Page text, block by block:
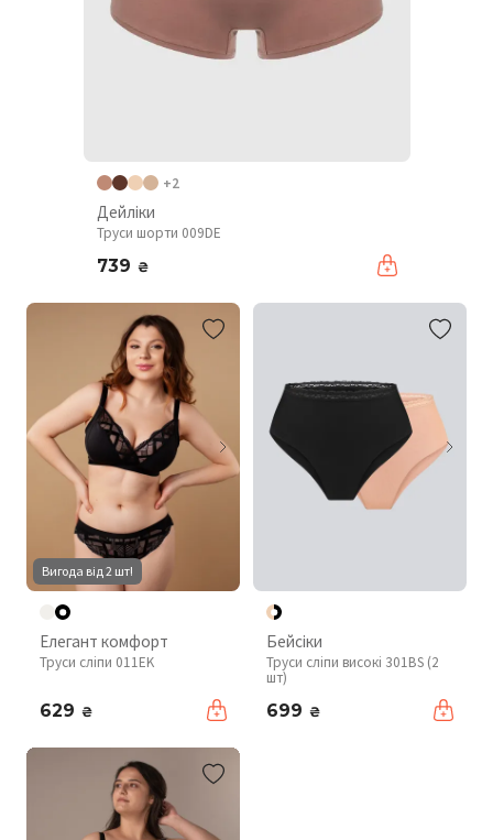
+2
Дейліки
Труси шорти 009DE
739 ₴
Вигода від 2 шт!
Елегант комфорт
Труси сліпи 011EK
629 ₴
Бейсіки
Труси сліпи високі 301BS (2
шт)
699 ₴